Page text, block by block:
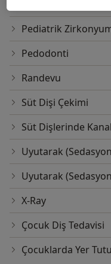
Pediatrik
Pedodonti
Randevu
Süt Dişi Çekimi
Süt Dişlerinde
Uyutarak
Uyutarak
X-Ray
Çocuk Diş Tedavisi
Çocuklarda Yer